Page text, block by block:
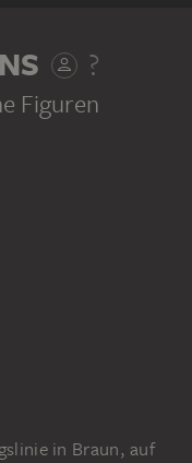
?
Figuren
in Braun, auf